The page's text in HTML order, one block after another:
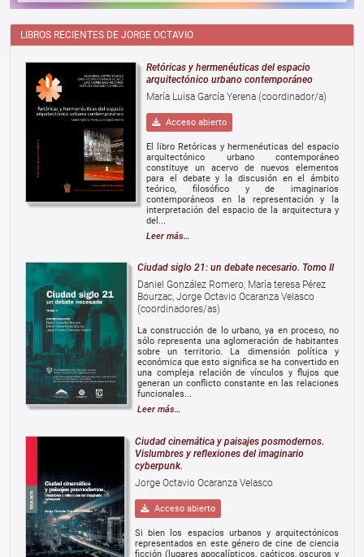
LIBROS RECIENTES DE JORGE OCTAVIO
Retóricas y hermenéuticas del espacio
arquitectónico urbano contemporáneo
María Luisa García Yerena (coordinador/a)
Acceso abierto
El libro Retóricas y hermenéuticas del espacio
arquitectónico urbano contemporáneo
constituye un acervo de nuevos elementos
para el debate y la discusión en el ámbito
teórico, filosófico y de imaginarios
contemporáneos en la representación y la
interpretación del espacio de la arquitectura y
del...
Leer más…
Ciudad siglo 21: un debate necesario. Tomo II
Daniel González Romero, María teresa Pérez
Bourzac, Jorge Octavio Ocaranza Velasco
(coordinadores/as)
La construcción de lo urbano, ya en proceso, no
sólo representa una aglomeración de habitantes
sobre un territorio. La dimensión política y
económica que esto significa se ha convertido en
una compleja relación de vínculos y flujos que
generan un conflicto constante en las relaciones
funcionales...
Leer más…
Ciudad cinemática y paisajes posmodernos.
Vislumbres y reflexiones del imaginario
cyberpunk.
Jorge Octavio Ocaranza Velasco
Acceso abierto
Si bien los espacios urbanos y arquitectónicos
representados en este género de cine de ciencia
ficción (lugares apocalípticos, caóticos, oscuros y